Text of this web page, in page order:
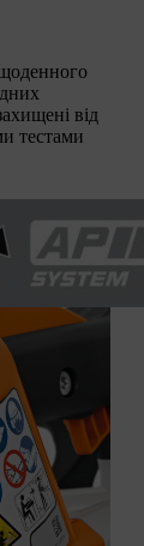
від
тестами